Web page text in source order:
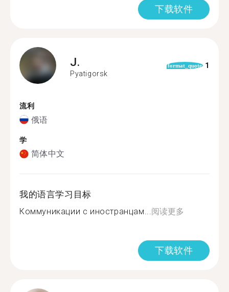
下载软件
J.
Pyatigorsk
format_quote 1
流利
俄语
学
简体中文
我的语言学习目标
Коммуникации с иностранцам...阅读更多
下载软件